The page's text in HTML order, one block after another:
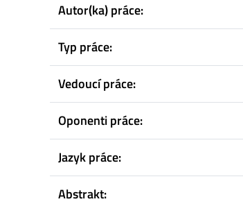
Autor(ka) práce:
Typ práce:
Vedoucí práce:
Oponenti práce:
Jazyk práce:
Abstrakt: